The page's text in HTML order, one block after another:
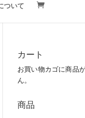
ついて
カート
お買い物カゴに商品
ん。
商品